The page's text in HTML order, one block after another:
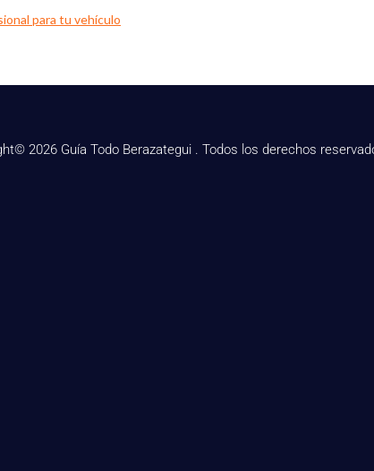
para tu vehículo
2026 Guía Todo Berazategui . Todos los derechos